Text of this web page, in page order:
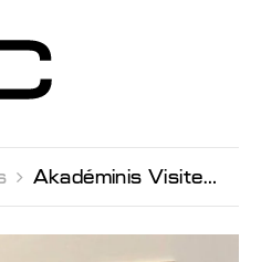
 Akadéminis Visite/atelier en famille